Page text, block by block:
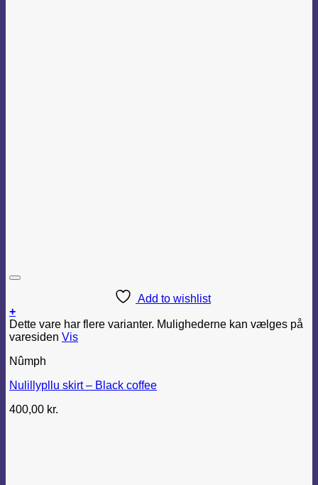
Add to wishlist
+
Dette vare har flere varianter. Mulighederne kan vælges på
varesiden Vis
Nûmph
Nulillypllu skirt – Black coffee
400,00 kr.